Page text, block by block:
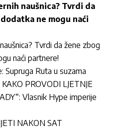
naušnica? Tvrdi da
ne mogu naći
Tvrdi da žene zbog
naći partnere!
Supruga Ruta u suzama
PROVODI LJETNJE
Vlasnik Hype imperije
NAKON SAT